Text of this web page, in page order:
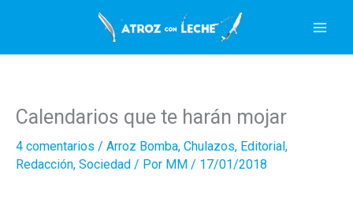
contenido
Calendarios que te harán mojar
4 comentarios / Arroz Bomba, Chulazos, Editorial,
Redacción, Sociedad / Por MM / 17/01/2018